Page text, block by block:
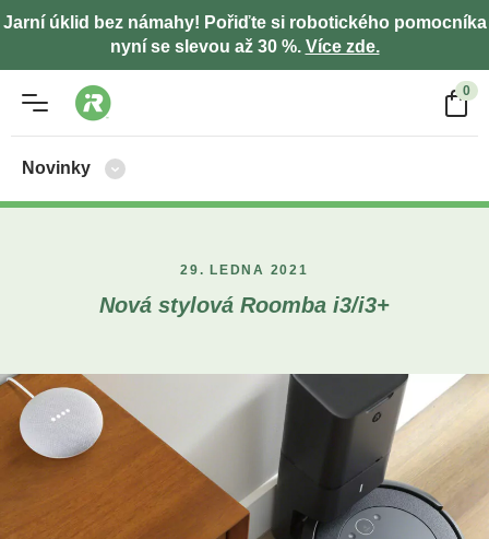
Jarní úklid bez námahy! Pořiďte si robotického pomocníka
nyní se slevou až 30 %. Více zde.
0
Novinky
29. LEDNA 2021
Nová stylová Roomba i3/i3+